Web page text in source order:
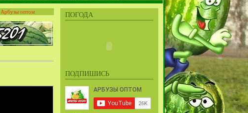
ПОГОДА
ПОДПИШИСЬ
Арбузы оптом